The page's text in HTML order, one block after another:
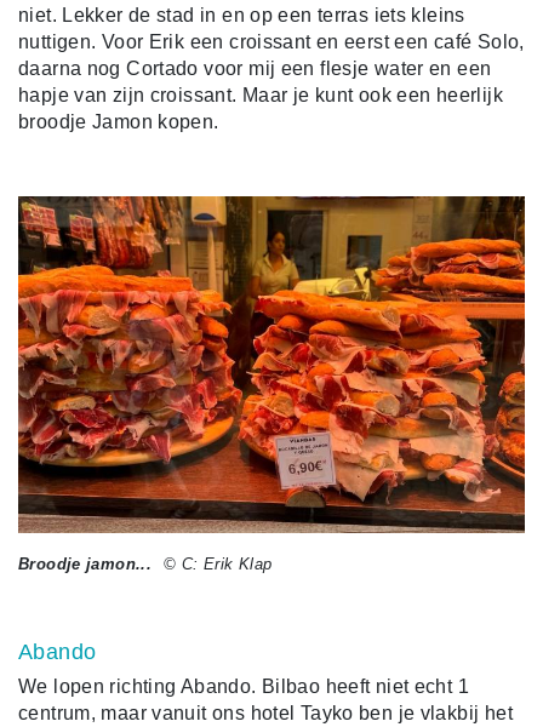
niet. Lekker de stad in en op een terras iets kleins
nuttigen. Voor Erik een croissant en eerst een café Solo,
daarna nog Cortado voor mij een flesje water en een
hapje van zijn croissant. Maar je kunt ook een heerlijk
broodje Jamon kopen.
Broodje jamon... © C: Erik Klap
Abando
We lopen richting Abando. Bilbao heeft niet echt 1
centrum, maar vanuit ons hotel Tayko ben je vlakbij het